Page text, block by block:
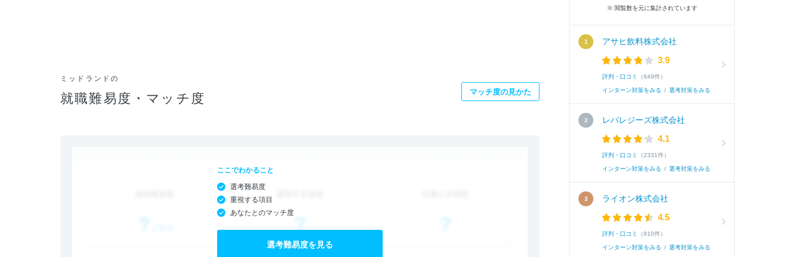
ミッドランドの
就職難易度・マッチ度 マッチ度の見かた
ここでわかること
選考難易度
重視する項目
あなたとのマッチ度
選考難易度を見る
※ 閲覧数を元に集計されています
アサヒ飲料株式会社
3.9
評判・口コミ （649件）
インターン対策をみる / 選考対策をみる
レバレジーズ株式会社
4.1
評判・口コミ （2331件）
インターン対策をみる / 選考対策をみる
ライオン株式会社
4.5
評判・口コミ （810件）
インターン対策をみる / 選考対策をみる